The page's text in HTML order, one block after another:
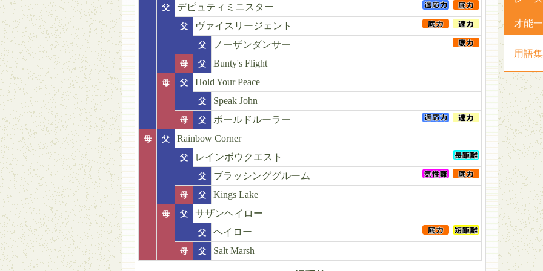
父 デピュティミニスター
父 ヴァイスリージェント
父 ノーザンダンサー
母 父 Bunty's Flight
母 父 Hold Your Peace
父 Speak John
母 父 ボールドルーラー
母 父 Rainbow Corner
父 レインボウクエスト
父 ブラッシンググルーム
母 父 Kings Lake
母 父 サザンヘイロー
父 ヘイロー
母 父 Salt Marsh
才能
用語集